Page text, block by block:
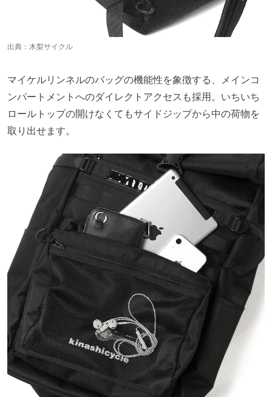
出典： 木梨サイクル
マイケルリンネルのバッグの機能性を象徴する、メインコ
ンパートメントへのダイレクトアクセスも採用。いちいち
ロールトップの開けなくてもサイドジップから中の荷物を
取り出せます。